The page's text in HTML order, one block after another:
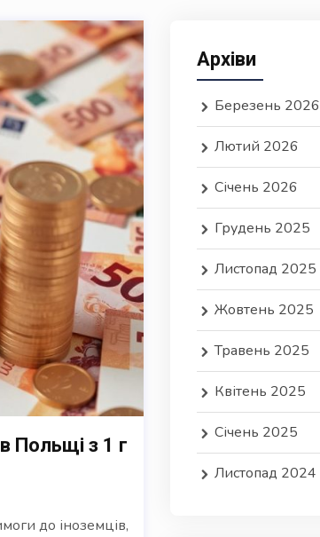
Польщі з 1 г
до іноземців,
Архіви
Березень 2026
Лютий 2026
Січень 2026
Грудень 2025
Листопад 2025
Жовтень 2025
Травень 2025
Квітень 2025
Січень 2025
Листопад 2024